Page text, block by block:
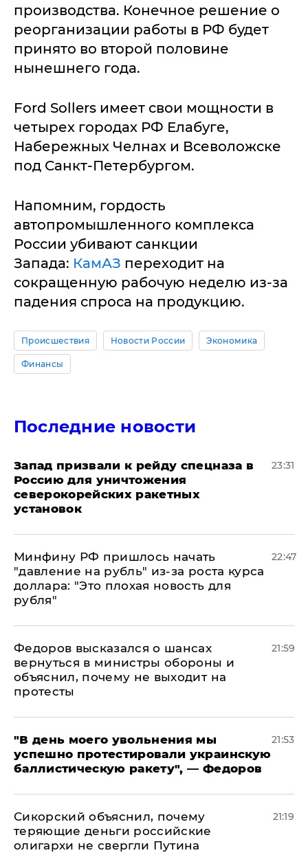
производства. Конечное решение о
реорганизации работы в РФ будет
принято во второй половине
нынешнего года.
Ford Sollers имеет свои мощности в
четырех городах РФ Елабуге,
Набережных Челнах и Всеволожске
под Санкт-Петербургом.
Напомним, гордость
автопромышленного комплекса
России убивают санкции
Запада: КамАЗ переходит на
сокращенную рабочую неделю из-за
падения спроса на продукцию.
Происшествия Новости России Экономика
Финансы
Последние новости
Запад призвали к рейду спецназа в
Россию для уничтожения
северокорейских ракетных
установок
23:31
Минфину РФ пришлось начать
"давление на рубль" из-за роста курса
доллара: "Это плохая новость для
рубля"
22:47
Федоров высказался о шансах
вернуться в министры обороны и
объяснил, почему не выходит на
протесты
21:59
​"В день моего увольнения мы
успешно протестировали украинскую
баллистическую ракету", — Федоров
21:53
Сикорский объяснил, почему
теряющие деньги российские
олигархи не свергли Путина
21:19